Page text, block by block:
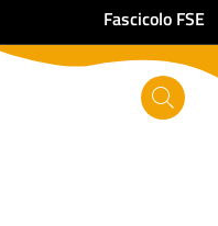
Fascicolo FSE